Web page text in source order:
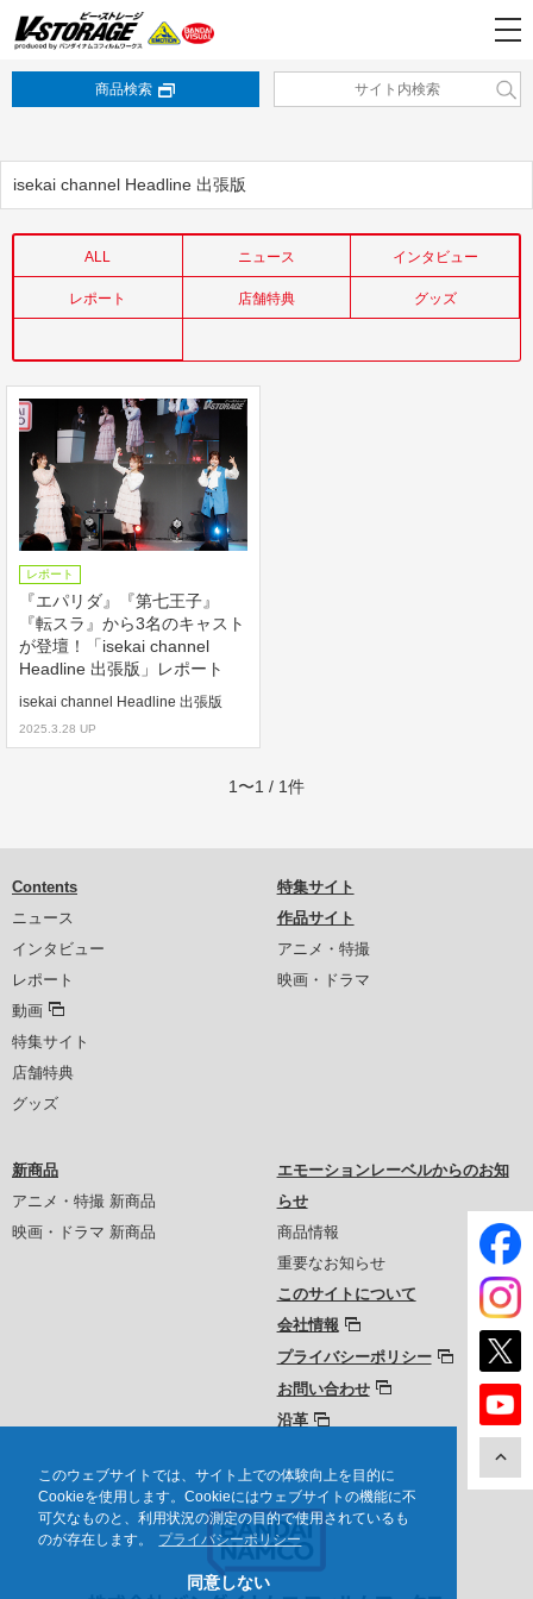
このウェブサイトでは、サイト上での体験向上を目的に
Cookieを使用します。Cookieにはウェブサイトの機能に不
可欠なものと、利用状況の測定の目的で使用されているも
のが存在します。
プライバシーポリシー
同意しない
商品検索
isekai channel Headline 出張版
ALL ニュース インタビュー
レポート 店舗特典 グッズ
レポート
『エパリダ』『第七王子』
『転スラ』から3名のキャスト
が登壇！「isekai channel
Headline 出張版」レポート
isekai channel Headline 出張版
2025.3.28 UP
1〜1 / 1件
Contents
ニュース
インタビュー
レポート
動画
特集サイト
店舗特典
グッズ
特集サイト
作品サイト
アニメ・特撮
映画・ドラマ
新商品
アニメ・特撮 新商品
映画・ドラマ 新商品
エモーションレーベルからのお知
らせ
商品情報
重要なお知らせ
このサイトについて
会社情報
プライバシーポリシー
お問い合わせ
沿革